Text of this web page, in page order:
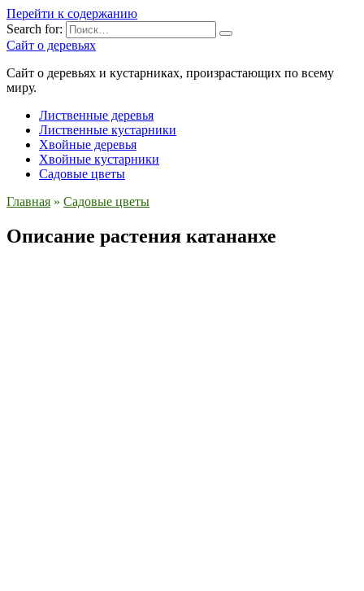
Перейти к содержанию
Search for:
Сайт о деревьях
Сайт о деревьях и кустарниках, произрастающих по всему
миру.
Лиственные деревья
Лиственные кустарники
Хвойные деревья
Хвойные кустарники
Садовые цветы
Главная » Садовые цветы
Описание растения катананхе